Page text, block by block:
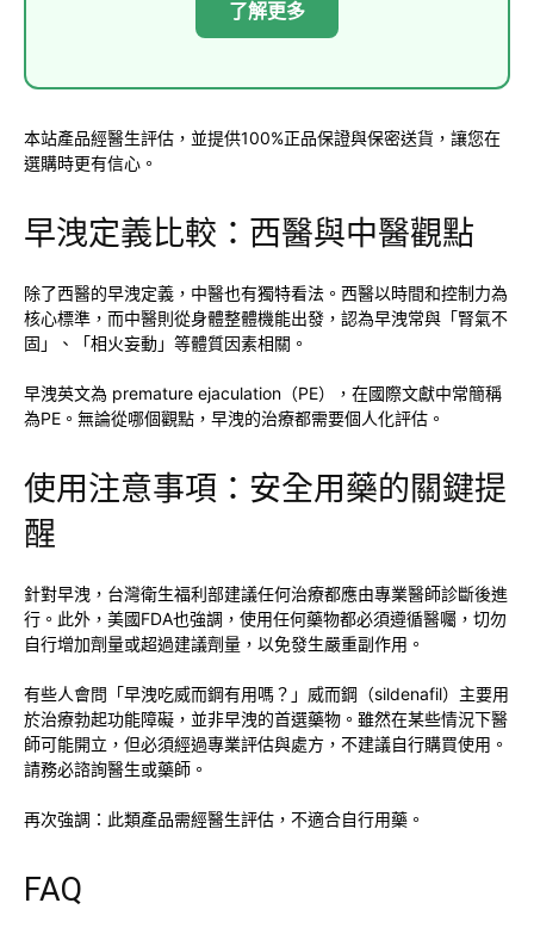
了解更多
本站產品經醫生評估，並提供100%正品保證與保密送貨，讓您在
選購時更有信心。
早洩定義比較：西醫與中醫觀點
除了西醫的早洩定義，中醫也有獨特看法。西醫以時間和控制力為
核心標準，而中醫則從身體整體機能出發，認為早洩常與「腎氣不
固」、「相火妄動」等體質因素相關。
早洩英文為 premature ejaculation（PE），在國際文獻中常簡稱
為PE。無論從哪個觀點，早洩的治療都需要個人化評估。
使用注意事項：安全用藥的關鍵提
醒
針對早洩，台灣衛生福利部建議任何治療都應由專業醫師診斷後進
行。此外，美國FDA也強調，使用任何藥物都必須遵循醫囑，切勿
自行增加劑量或超過建議劑量，以免發生嚴重副作用。
有些人會問「早洩吃威而鋼有用嗎？」威而鋼（sildenafil）主要用
於治療勃起功能障礙，並非早洩的首選藥物。雖然在某些情況下醫
師可能開立，但必須經過專業評估與處方，不建議自行購買使用。
請務必諮詢醫生或藥師。
再次強調：此類產品需經醫生評估，不適合自行用藥。
FAQ